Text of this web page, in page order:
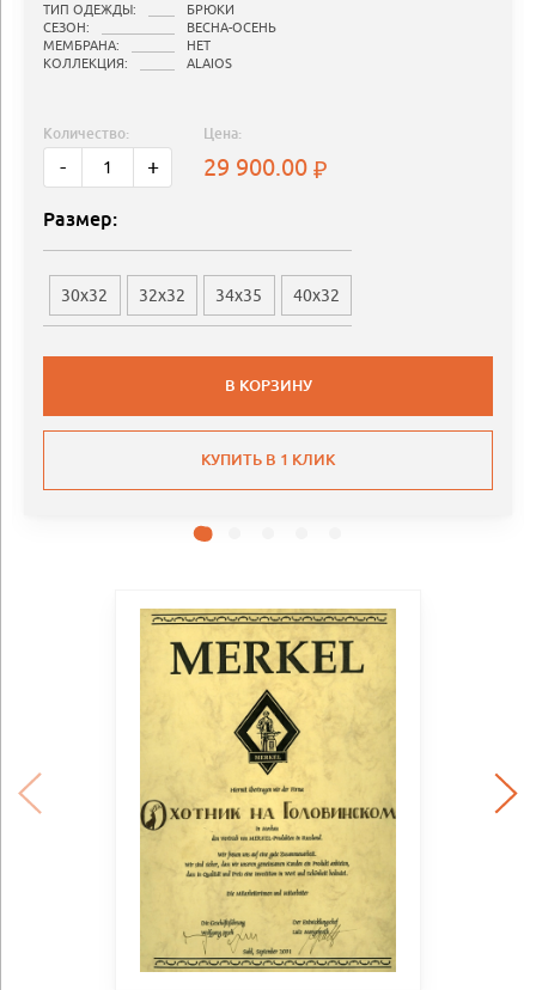
ТИП ОДЕЖДЫ:
БРЮКИ
СЕЗОН:
ВЕСНА-ОСЕНЬ
МЕМБРАНА:
НЕТ
КОЛЛЕКЦИЯ:
ALAIOS
Количество:
- +
Цена:
29 900.00
Размер:
30x32 32x32 34x35 40x32
В КОРЗИНУ
КУПИТЬ В 1 КЛИК